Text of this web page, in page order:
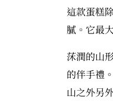
這款蛋糕
膩。它最
莯潤的山
的伴手禮
山之外另